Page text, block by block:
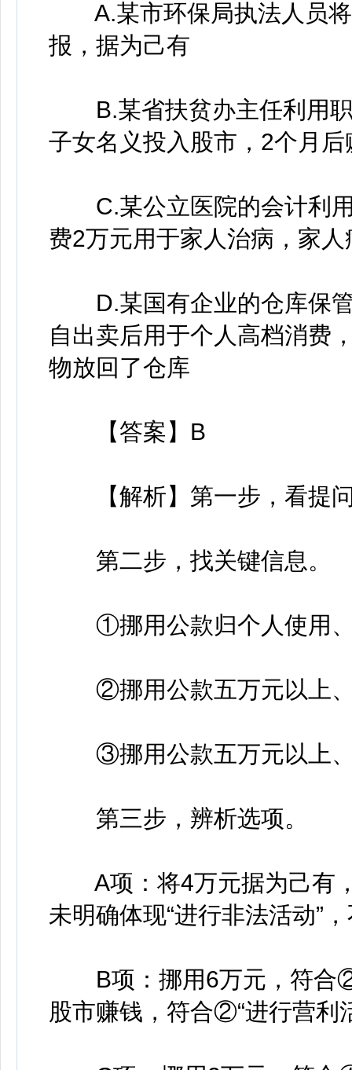
A.某市环保局执法人员将
报，据为己有
B.某省扶贫办主任利用职
子女名义投入股市，2个月
C.某公立医院的会计利用
费2万元用于家人治病，家
D.某国有企业的仓库保管
自出卖后用于个人高档消费
物放回了仓库
【答案】B
【解析】第一步，看提问
第二步，找关键信息。
①挪用公款归个人使用、
②挪用公款五万元以上、
③挪用公款五万元以上、
第三步，辨析选项。
A项：将4万元据为己有，
未明确体现“进行非法活动”
B项：挪用6万元，符合②
股市赚钱，符合②“进行营利